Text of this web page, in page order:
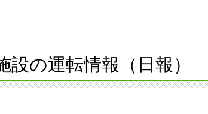
設の運転情報（日報）